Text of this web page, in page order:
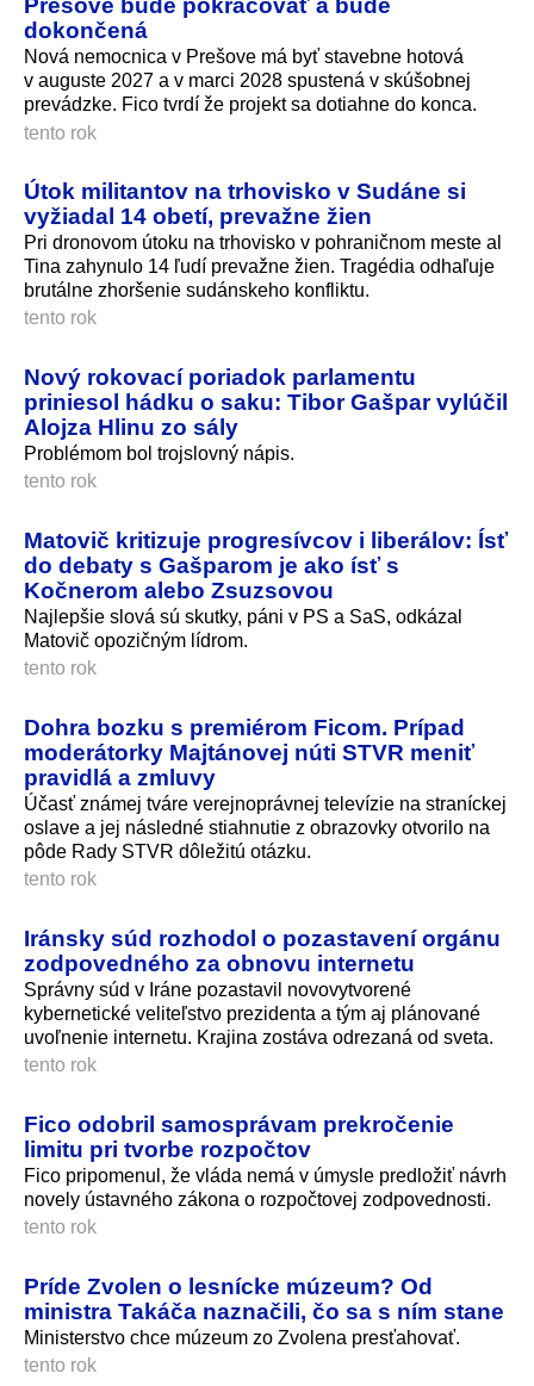
Prešove bude pokračovať a bude
dokončená
Nová nemocnica v Prešove má byť stavebne hotová
v auguste 2027 a v marci 2028 spustená v skúšobnej
prevádzke. Fico tvrdí že projekt sa dotiahne do konca.
tento rok
Útok militantov na trhovisko v Sudáne si
vyžiadal 14 obetí, prevažne žien
Pri dronovom útoku na trhovisko v pohraničnom meste al
Tina zahynulo 14 ľudí prevažne žien. Tragédia odhaľuje
brutálne zhoršenie sudánskeho konfliktu.
tento rok
Nový rokovací poriadok parlamentu
priniesol hádku o saku: Tibor Gašpar vylúčil
Alojza Hlinu zo sály
Problémom bol trojslovný nápis.
tento rok
Matovič kritizuje progresívcov i liberálov: Ísť
do debaty s Gašparom je ako ísť s
Kočnerom alebo Zsuzsovou
Najlepšie slová sú skutky, páni v PS a SaS, odkázal
Matovič opozičným lídrom.
tento rok
Dohra bozku s premiérom Ficom. Prípad
moderátorky Majtánovej núti STVR meniť
pravidlá a zmluvy
Účasť známej tváre verejnoprávnej televízie na straníckej
oslave a jej následné stiahnutie z obrazovky otvorilo na
pôde Rady STVR dôležitú otázku.
tento rok
Iránsky súd rozhodol o pozastavení orgánu
zodpovedného za obnovu internetu
Správny súd v Iráne pozastavil novovytvorené
kybernetické veliteľstvo prezidenta a tým aj plánované
uvoľnenie internetu. Krajina zostáva odrezaná od sveta.
tento rok
Fico odobril samosprávam prekročenie
limitu pri tvorbe rozpočtov
Fico pripomenul, že vláda nemá v úmysle predložiť návrh
novely ústavného zákona o rozpočtovej zodpovednosti.
tento rok
Príde Zvolen o lesnícke múzeum? Od
ministra Takáča naznačili, čo sa s ním stane
Ministerstvo chce múzeum zo Zvolena presťahovať.
tento rok